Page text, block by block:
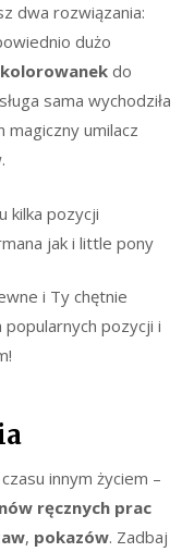
dwa rozwiązania:
dużo
kolorowanek do
sama wychodziła
magiczny umilacz
kilka pozycji
jak i little pony
i Ty chętnie
popularnych pozycji i
innym życiem –
ręcznych prac
, pokazów. Zadbaj